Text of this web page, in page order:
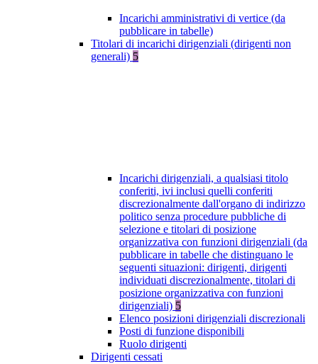
Incarichi amministrativi di vertice (da
pubblicare in tabelle)
Titolari di incarichi dirigenziali (dirigenti non
generali) 5
Incarichi dirigenziali, a qualsiasi titolo
conferiti, ivi inclusi quelli conferiti
discrezionalmente dall'organo di indirizzo
politico senza procedure pubbliche di
selezione e titolari di posizione
organizzativa con funzioni dirigenziali (da
pubblicare in tabelle che distinguano le
seguenti situazioni: dirigenti, dirigenti
individuati discrezionalmente, titolari di
posizione organizzativa con funzioni
dirigenziali) 5
Elenco posizioni dirigenziali discrezionali
Posti di funzione disponibili
Ruolo dirigenti
Dirigenti cessati